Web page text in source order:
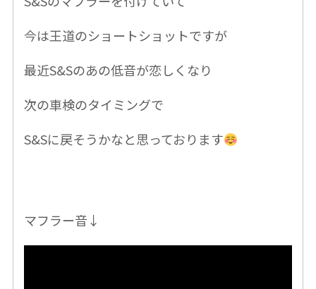
今は王道のショートショットですが
最近S&Sのあの低音が恋しくなり
次の車検のタイミングで
S&Sに戻そうかなと思っております
マフラー音↓